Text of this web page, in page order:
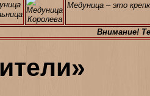
Королева
Медуница – это
Внимание!